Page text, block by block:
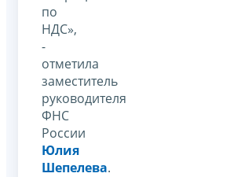
по
НДС»,
-
отметила
заместитель
руководителя
ФНС
России
Юлия
Шепелева.